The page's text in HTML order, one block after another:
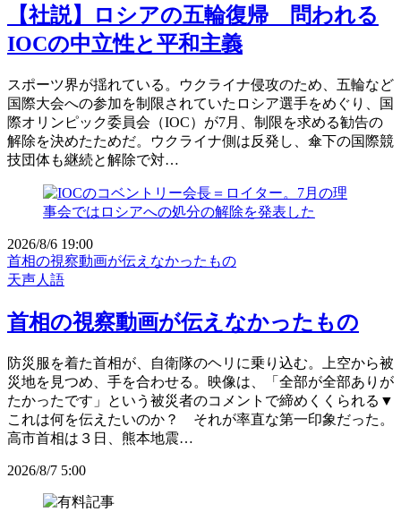
【社説】ロシアの五輪復帰 問われる
IOCの中立性と平和主義
スポーツ界が揺れている。ウクライナ侵攻のため、五輪など
国際大会への参加を制限されていたロシア選手をめぐり、国
際オリンピック委員会（IOC）が7月、制限を求める勧告の
解除を決めたためだ。ウクライナ側は反発し、傘下の国際競
技団体も継続と解除で対…
2026/8/6 19:00
首相の視察動画が伝えなかったもの
天声人語
首相の視察動画が伝えなかったもの
防災服を着た首相が、自衛隊のヘリに乗り込む。上空から被
災地を見つめ、手を合わせる。映像は、「全部が全部ありが
たかったです」という被災者のコメントで締めくくられる▼
これは何を伝えたいのか？ それが率直な第一印象だった。
高市首相は３日、熊本地震…
2026/8/7 5:00